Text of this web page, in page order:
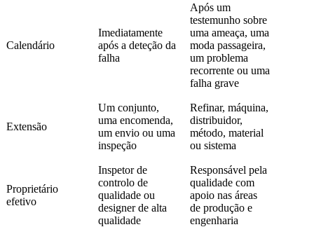
Calendário
Imediatamente
após a deteção da
falha
Após um
testemunho sobre
uma ameaça, uma
moda passageira,
um problema
recorrente ou uma
falha grave
Extensão
Um conjunto,
uma encomenda,
um envio ou uma
inspeção
Refinar, máquina,
distribuidor,
método, material
ou sistema
Proprietário
efetivo
Inspetor de
controlo de
qualidade ou
designer de alta
qualidade
Responsável pela
qualidade com
apoio nas áreas
de produção e
engenharia